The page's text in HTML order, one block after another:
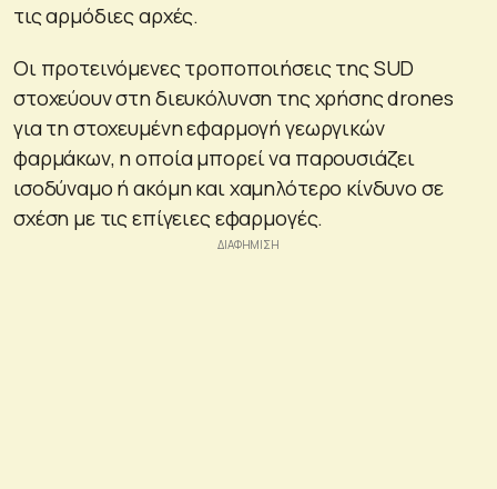
τις αρμόδιες αρχές.
Οι προτεινόμενες τροποποιήσεις της SUD
στοχεύουν στη διευκόλυνση της χρήσης drones
για τη στοχευμένη εφαρμογή γεωργικών
φαρμάκων, η οποία μπορεί να παρουσιάζει
ισοδύναμο ή ακόμη και χαμηλότερο κίνδυνο σε
σχέση με τις επίγειες εφαρμογές.